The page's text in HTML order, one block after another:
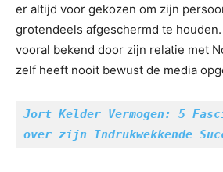
er altijd voor gekozen om zijn
grotendeels afgeschermd te
vooral bekend door zijn relatie met
zelf heeft nooit bewust de media
Jort Kelder Vermogen: 5
over zijn Indrukwekkende